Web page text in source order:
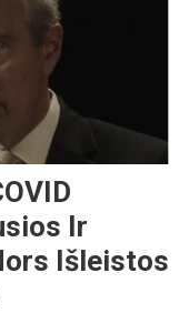
Ir
Išleistos